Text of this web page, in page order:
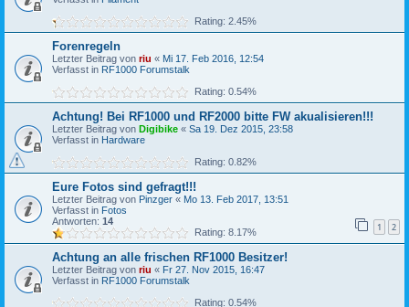
Rating: 2.45%
Forenregeln
Letzter Beitrag von riu « Mi 17. Feb 2016, 12:54
Verfasst in RF1000 Forumstalk
Rating: 0.54%
Achtung! Bei RF1000 und RF2000 bitte FW akualisieren!!!
Letzter Beitrag von Digibike « Sa 19. Dez 2015, 23:58
Verfasst in Hardware
Rating: 0.82%
Eure Fotos sind gefragt!!!
Letzter Beitrag von Pinzger « Mo 13. Feb 2017, 13:51
Verfasst in Fotos
Antworten: 14 1 2
Rating: 8.17%
Achtung an alle frischen RF1000 Besitzer!
Letzter Beitrag von riu « Fr 27. Nov 2015, 16:47
Verfasst in RF1000 Forumstalk
Rating: 0.54%